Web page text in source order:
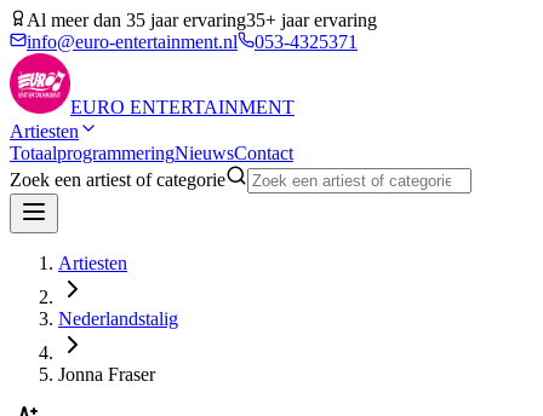
Al meer dan 35 jaar ervaring35+ jaar ervaring
info@euro-entertainment.nl
053-4325371
EURO ENTERTAINMENT
Artiesten
TotaalprogrammeringNieuwsContact
Zoek een artiest of categorie
Artiesten
Nederlandstalig
Jonna Fraser